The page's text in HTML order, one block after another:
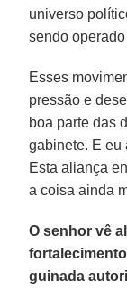
universo
sendo
Esses
pressão e
boa parte das
gabinete. E eu
Esta aliança
a coisa ainda
O senhor vê
guinada